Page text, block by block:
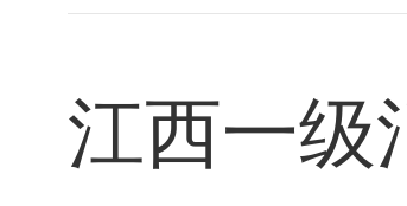
江西一级